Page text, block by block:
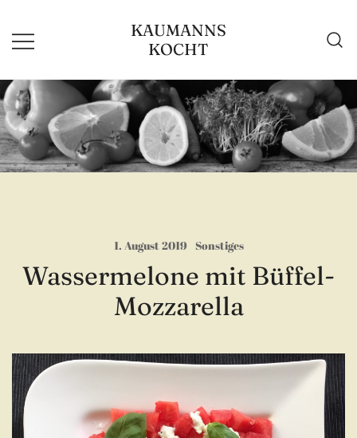
Inhalt
springen
KAUMANNS
KOCHT
1. August 2019 Sonstiges
Wassermelone mit Büffel-
Mozzarella